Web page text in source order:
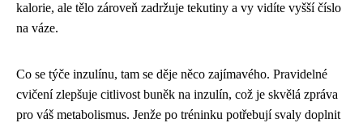
kalorie, ale tělo zároveň zadržuje tekutiny a vy vidíte vyšší číslo
na váze.
Co se týče inzulínu, tam se děje něco zajímavého. Pravidelné
cvičení zlepšuje citlivost buněk na inzulín, což je skvělá zpráva
pro váš metabolismus. Jenže po tréninku potřebují svaly doplnit